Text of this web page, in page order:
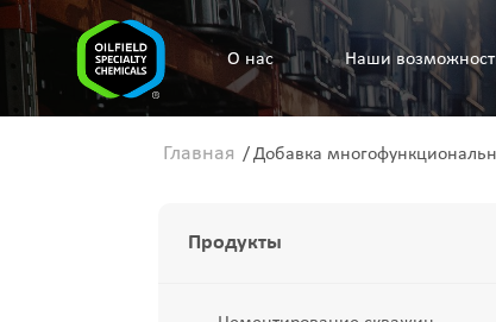
O нас Наши
Главная /Добавка
Продукты